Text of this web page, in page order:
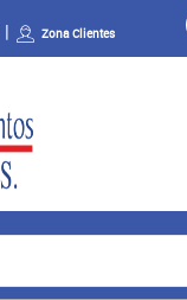
Zona Clientes